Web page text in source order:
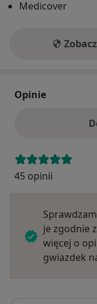
Medicover
Opinie
45 opinii
je zgodnie
więcej o
gwiazdek